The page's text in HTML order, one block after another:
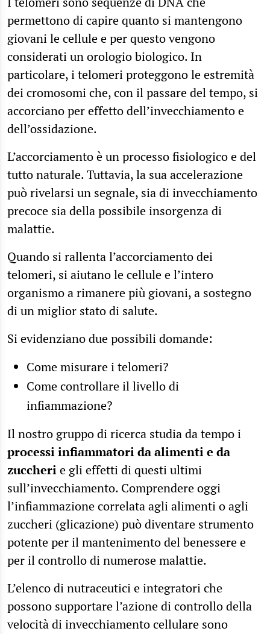
permettono di capire quanto si mantengono
giovani le cellule e per questo vengono
considerati un orologio biologico. In
particolare, i telomeri proteggono le estremità
dei cromosomi che, con il passare del tempo, si
accorciano per effetto dell’invecchiamento e
dell’ossidazione.
L’accorciamento è un processo fisiologico e del
tutto naturale. Tuttavia, la sua accelerazione
può rivelarsi un segnale, sia di invecchiamento
precoce sia della possibile insorgenza di
malattie.
Quando si rallenta l’accorciamento dei
telomeri, si aiutano le cellule e l’intero
organismo a rimanere più giovani, a sostegno
di un miglior stato di salute.
Si evidenziano due possibili domande:
Come misurare i telomeri?
Come controllare il livello di
infiammazione?
Il nostro gruppo di ricerca studia da tempo i
processi infiammatori da alimenti e da
zuccherie gli effetti di questi ultimi
sull’invecchiamento. Comprendere oggi
l’infiammazione correlata agli alimenti o agli
zuccheri (glicazione) può diventare strumento
potente per il mantenimento del benessere e
per il controllo di numerose malattie.
L’elenco di nutraceutici e integratori che
possono supportare l’azione di controllo della
velocità di invecchiamento cellulare sono